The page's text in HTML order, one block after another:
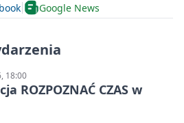
Google News
18:00
ROZPOZNAĆ CZAS w